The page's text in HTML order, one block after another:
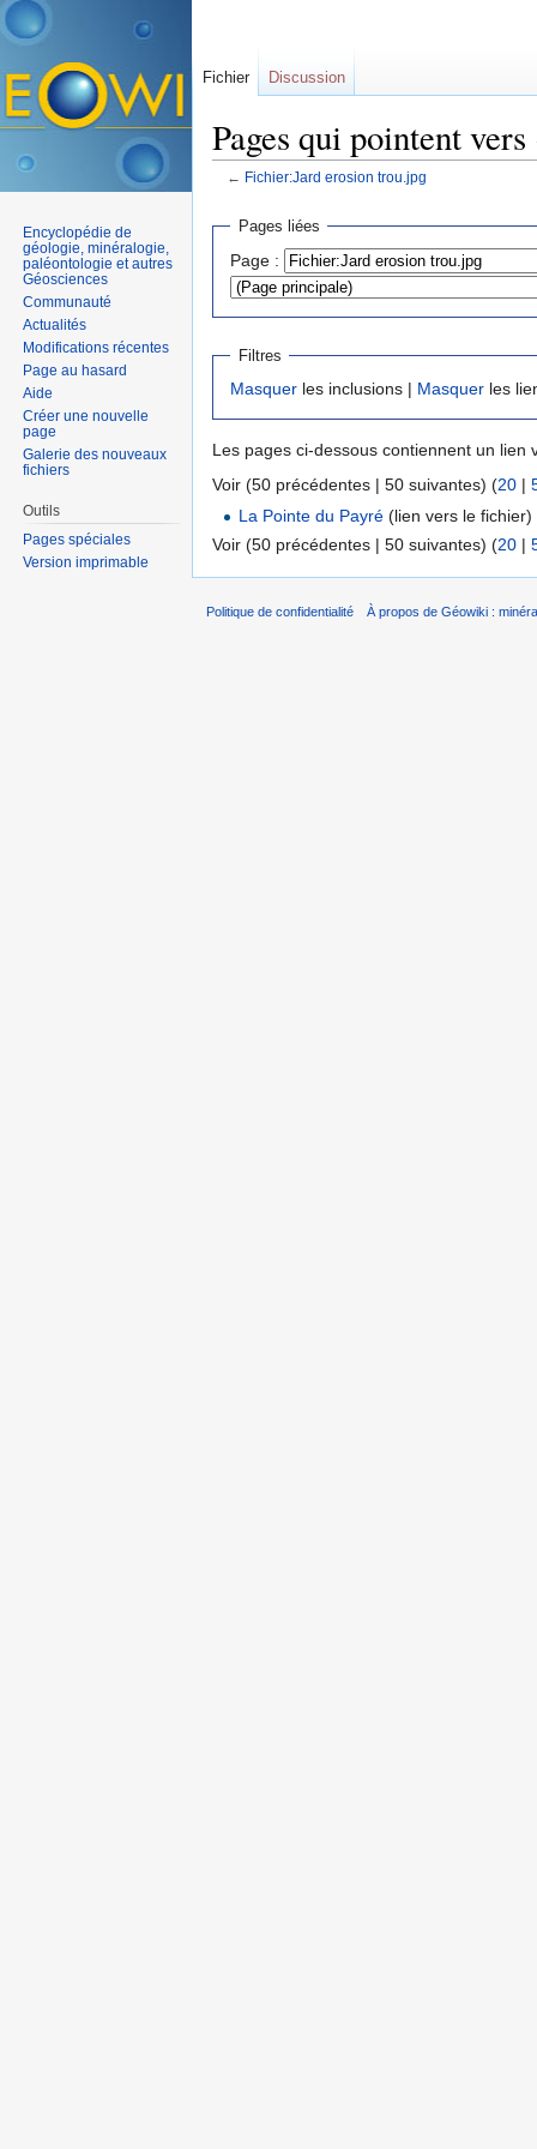
Pages qui pointent
← Fichier:Jard erosion trou.jpg
Pages liées
Page :
Filtres
Masquer les inclusions | Masquer les
Les pages ci-dessous contiennent un lien
Voir (50 précédentes | 50 suivantes) (20 |
La Pointe du Payré (lien vers le
Voir (50 précédentes | 50 suivantes) (20 |
Fichier Discussion
Encyclopédie de
géologie, minéralogie,
paléontologie et autres
Géosciences
Communauté
Actualités
Modifications récentes
Page au hasard
Aide
Créer une nouvelle
page
Galerie des nouveaux
fichiers
Outils
Pages spéciales
Version imprimable
Politique de confidentialité À propos de Géowiki :